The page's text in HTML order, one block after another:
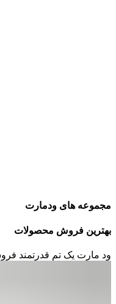
مجموعه های ودمارت
بهترین فروش محصولات
ود مارت یک تم قدرتمند